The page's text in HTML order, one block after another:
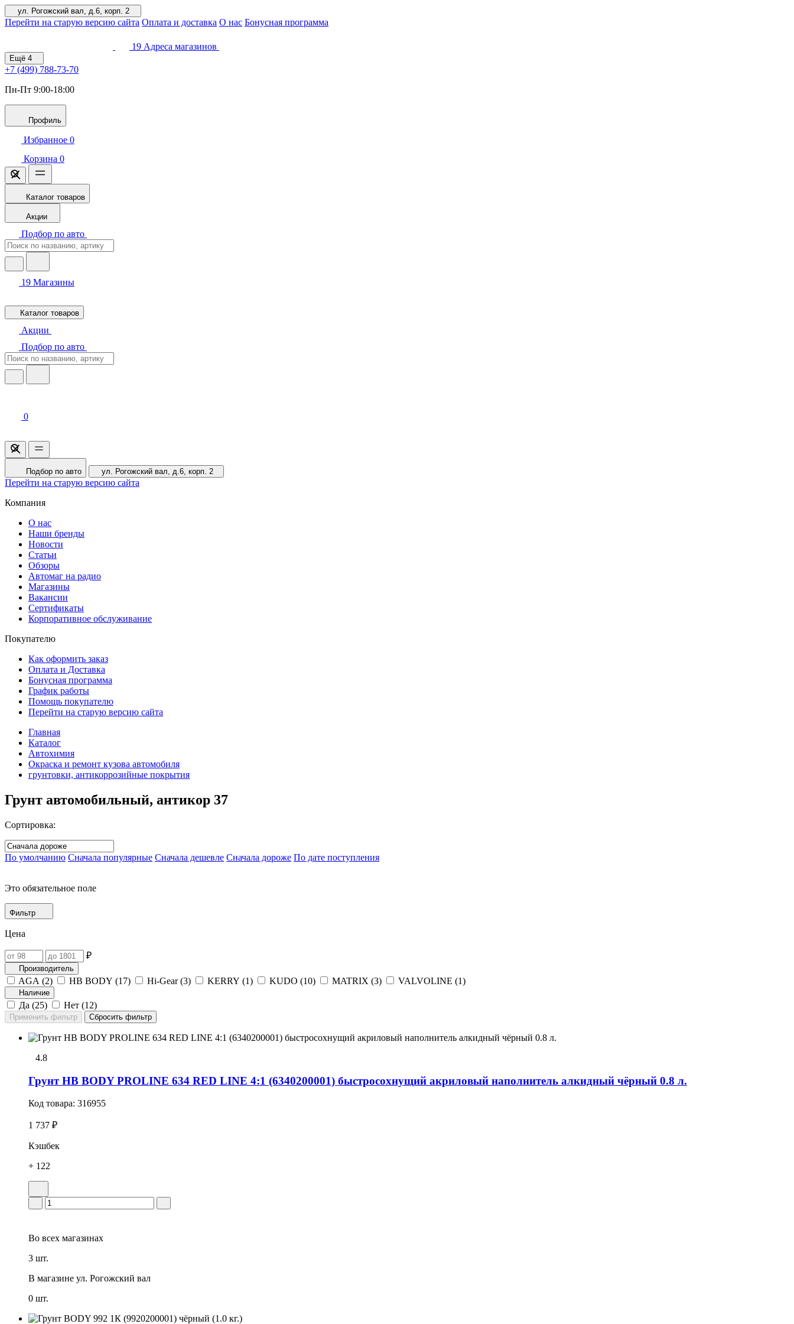
ул. Рогожский вал, д.6, корп. 2
Перейти на старую версию сайта Оплата и доставка О нас Бонусная программа
19 Адреса магазинов
Ещё 4
+7 (499) 788-73-70
Пн-Пт 9:00-18:00
Профиль
Избранное 0
Корзина 0
Каталог товаров
Акции
Подбор по авто
19 Магазины
Каталог товаров
Акции
Подбор по авто
0
Подбор по авто ул. Рогожский вал, д.6, корп. 2
Перейти на старую версию сайта
Компания
О нас
Наши бренды
Новости
Статьи
Обзоры
Автомаг на радио
Магазины
Вакансии
Сертификаты
Корпоративное обслуживание
Покупателю
Как оформить заказ
Оплата и Доставка
Бонусная программа
График работы
Помощь покупателю
Перейти на старую версию сайта
Главная
Каталог
Автохимия
Окраска и ремонт кузова автомобиля
грунтовки, антикоррозийные покрытия
Грунт автомобильный, антикор 37
Сортировка:
По умолчанию Сначала популярные Сначала дешевле Сначала дороже По дате поступления
Это обязательное поле
Фильтр
Цена
₽
Производитель
AGA (2) HB BODY (17) Hi-Gear (3) KERRY (1) KUDO (10) MATRIX (3) VALVOLINE (1)
Наличие
Да (25) Нет (12)
4.8
Грунт HB BODY PROLINE 634 RED LINE 4:1 (6340200001) быстросохнущий акриловый наполнитель алкидный чёрный 0.8 л.
Код товара: 316955
1 737 ₽
Кэшбек
+ 122
Во всех магазинах
3 шт.
В магазине ул. Рогожский вал
0 шт.